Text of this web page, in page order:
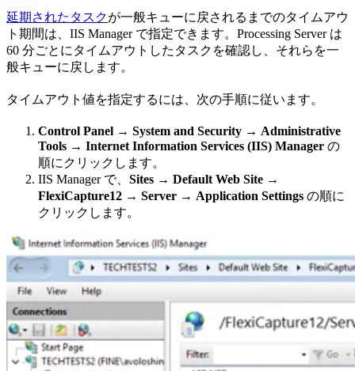
延期されたタスクが一般キューに戻されるまでのタイムアウ
ト期間は、IIS Manager で指定できます。Processing Server は
60 分ごとにタイムアウトしたタスクを確認し、それらを一
般キューに戻します。
タイムアウト値を指定するには、次の手順に従います。
Control Panel → System and Security → Administrative
Tools → Internet Information Services (IIS) Manager の
順にクリックします。
IIS Manager で、 Sites → Default Web Site →
FlexiCapture12 → Server → Application Settings の順に
クリックします。